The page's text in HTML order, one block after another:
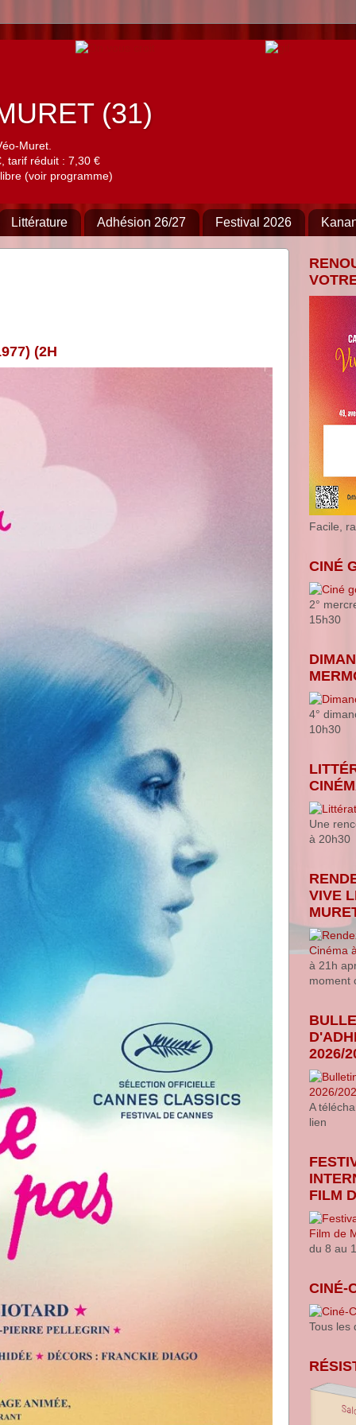
(31)
Muret.
tarif réduit : 7,30 €
(voir programme)
Littérature Adhésion 26/27 Festival 2026
(2H
Facile,
CINÉ
2°
15h30
4°
10h30
Une
à 20h30
VIVE
à 21h
moment
2026/
A
lien
FILM
du 8 au
CINÉ-
Tous les